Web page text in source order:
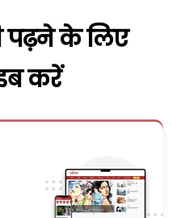
पढ़ने के लिए
करें